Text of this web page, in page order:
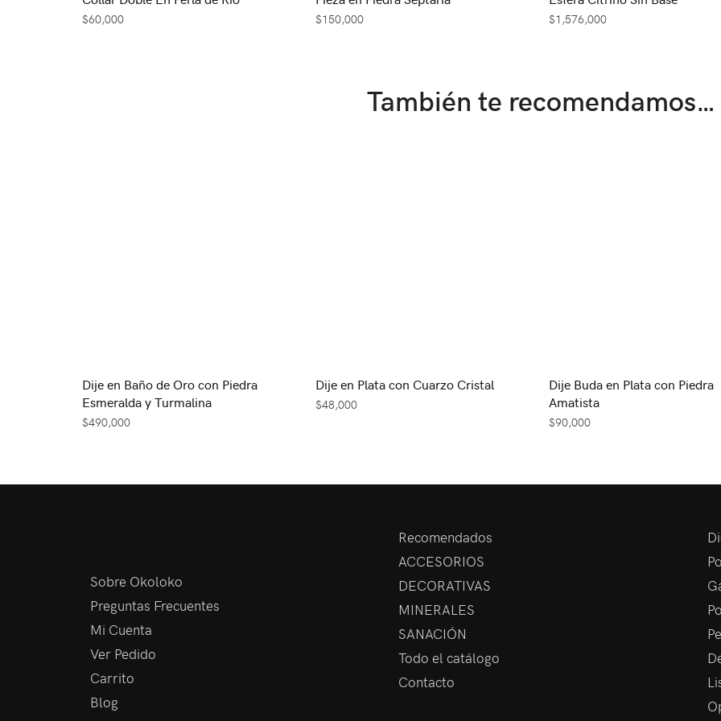
$60,000 $150,000 $1,576,000
También te recomendamos…
Dije en Baño de Oro con Piedra
Esmeralda y Turmalina
$490,000
Dije en Plata con Cuarzo Cristal
$48,000
Dije Buda en Plata con Piedra
Amatista
$90,000
Sobre Okoloko
Preguntas Frecuentes
Mi Cuenta
Ver Pedido
Carrito
Blog
Recomendados
ACCESORIOS
DECORATIVAS
MINERALES
SANACIÓN
Todo el catálogo
Contacto